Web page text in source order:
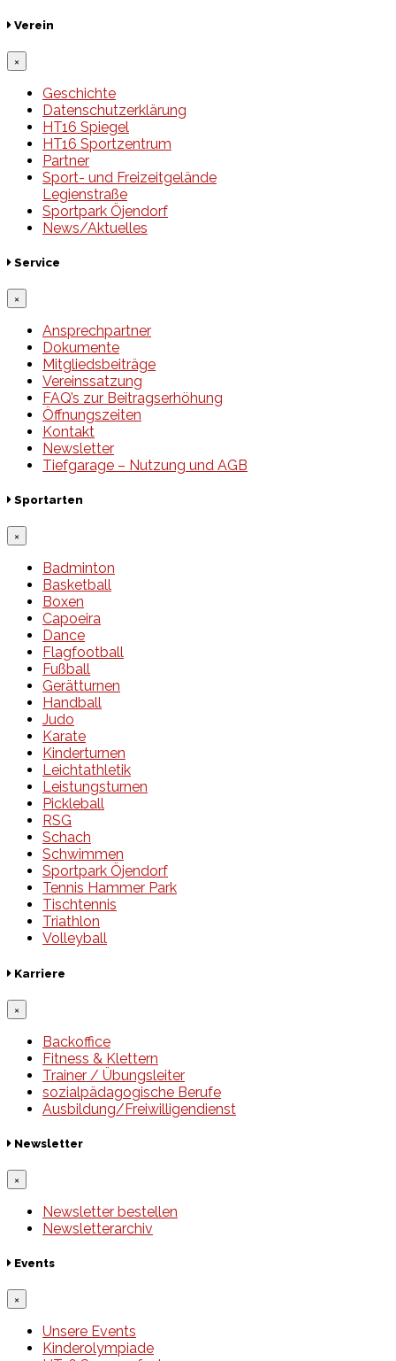
Verein
×
Geschichte
Datenschutzerklärung
HT16 Spiegel
HT16 Sportzentrum
Partner
Sport- und Freizeitgelände
Legienstraße
Sportpark Öjendorf
News/Aktuelles
Service
×
Ansprechpartner
Dokumente
Mitgliedsbeiträge
Vereinssatzung
FAQ’s zur Beitragserhöhung
Öffnungszeiten
Kontakt
Newsletter
Tiefgarage – Nutzung und AGB
Sportarten
×
Badminton
Basketball
Boxen
Capoeira
Dance
Flagfootball
Fußball
Gerätturnen
Handball
Judo
Karate
Kinderturnen
Leichtathletik
Leistungsturnen
Pickleball
RSG
Schach
Schwimmen
Sportpark Öjendorf
Tennis Hammer Park
Tischtennis
Triathlon
Volleyball
Karriere
×
Backoffice
Fitness & Klettern
Trainer / Übungsleiter
sozialpädagogische Berufe
Ausbildung/Freiwilligendienst
Newsletter
×
Newsletter bestellen
Newsletterarchiv
Events
×
Unsere Events
Kinderolympiade